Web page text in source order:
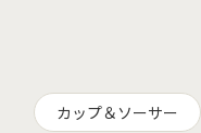
カップ＆ソーサー